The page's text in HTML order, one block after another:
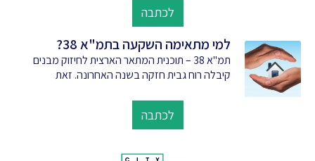
לכתבה
למי מתאימה השקעה בתמ"א 38?
תמ"א 38 – תוכנית המתאר הארצית לחיזוק מבנים
קיבלה רוח גבית חזקה בשנה האחרונה. זאת
לכתבה